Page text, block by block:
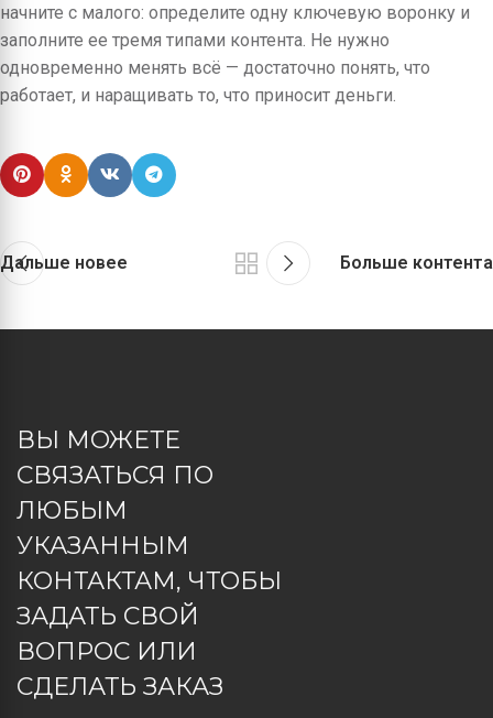
начните с малого: определите одну ключевую воронку и
заполните ее тремя типами контента. Не нужно
одновременно менять всё — достаточно понять, что
работает, и наращивать то, что приносит деньги.
Дальше новее Больше контента
ВЫ МОЖЕТЕ
СВЯЗАТЬСЯ ПО
ЛЮБЫМ
УКАЗАННЫМ
КОНТАКТАМ, ЧТОБЫ
ЗАДАТЬ СВОЙ
ВОПРОС ИЛИ
СДЕЛАТЬ ЗАКАЗ